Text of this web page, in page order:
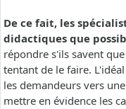
De ce fait, les
didactiques que
répondre s'ils savent
tentant de le faire.
les demandeurs vers
mettre en évidence les